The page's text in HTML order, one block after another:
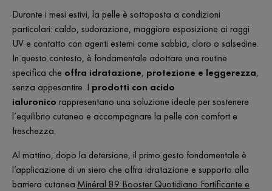
Durante i mesi estivi, la pelle è sottoposta a condizioni
particolari: caldo, sudorazione, maggiore esposizione ai raggi
UV e contatto con agenti esterni come sabbia, cloro o salsedine.
In questo contesto, è fondamentale adottare una routine
specifica che offra idratazione, protezione e leggerezza,
senza appesantire. I prodotti con acido
ialuronico rappresentano una soluzione ideale per sostenere
l’equilibrio cutaneo e accompagnare la pelle con comfort e
freschezza.
Al mattino, dopo la detersione, il primo gesto fondamentale è
l’applicazione di un siero che offra idratazione e supporto alla
barriera cutanea.Minéral 89 Booster Quotidiano Fortificante e